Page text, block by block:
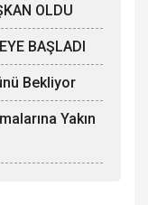
OLDU
BAŞLADI
Bekliyor
Yakın